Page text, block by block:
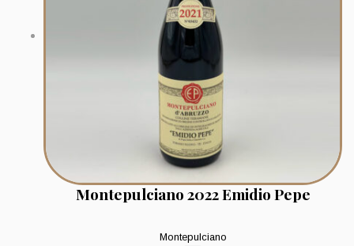
Montepulciano 2022 Emidio Pepe
Montepulciano